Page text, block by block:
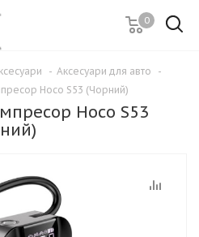
0
- Аксесуари для авто
-
Hoco S53 (Чорний)
Hoco S53